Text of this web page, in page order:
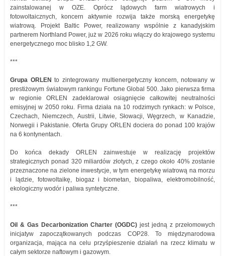
zainstalowanej w OZE. Oprócz lądowych farm wiatrowych i
fotowoltaicznych, koncern aktywnie rozwija także morską energetykę
wiatrową. Projekt Baltic Power, realizowany wspólnie z kanadyjskim
partnerem Northland Power, już w 2026 roku włączy do krajowego systemu
energetycznego moc blisko 1,2 GW.
***
Grupa ORLEN to zintegrowany multienergetyczny koncern, notowany w
prestiżowym światowym rankingu Fortune Global 500. Jako pierwsza firma
w regionie ORLEN zadeklarował osiągnięcie całkowitej neutralności
emisyjnej w 2050 roku. Firma działa na 10 rodzimych rynkach: w Polsce,
Czechach, Niemczech, Austrii, Litwie, Słowacji, Węgrzech, w Kanadzie,
Norwegii i Pakistanie. Oferta Grupy ORLEN dociera do ponad 100 krajów
na 6 kontynentach.
Do końca dekady ORLEN zainwestuje w realizację projektów
strategicznych ponad 320 miliardów złotych, z czego około 40% zostanie
przeznaczone na zielone inwestycje, w tym energetykę wiatrową na morzu
i lądzie, fotowoltaikę, biogaz i biometan, biopaliwa, elektromobilność,
ekologiczny wodór i paliwa syntetyczne.
***
Oil & Gas Decarbonization Charter (OGDC) jest jedną z przełomowych
inicjatyw zapoczątkowanych podczas COP28. To międzynarodowa
organizacja, mająca na celu przyśpieszenie działań na rzecz klimatu w
całym sektorze naftowym i gazowym.